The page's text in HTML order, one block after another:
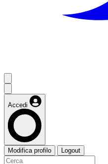
Accedi
Modifica profilo Logout